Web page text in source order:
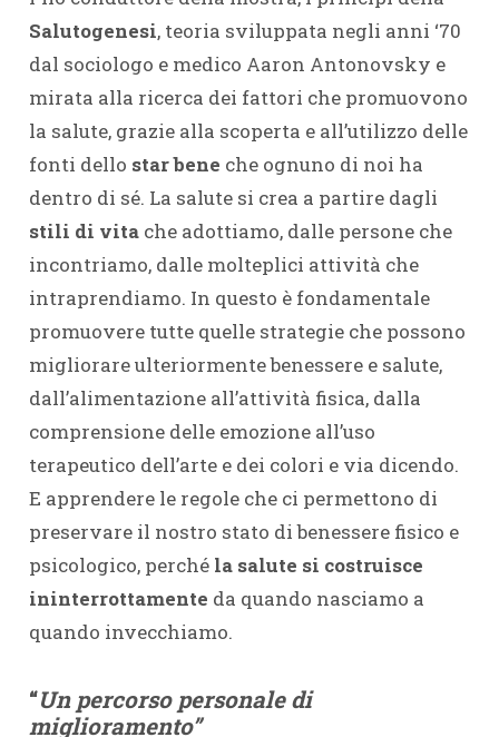
Salutogenesi, teoria sviluppata negli anni ‘70
dal sociologo e medico Aaron Antonovsky e
mirata alla ricerca dei fattori che promuovono
la salute, grazie alla scoperta e all’utilizzo delle
fonti dello star bene che ognuno di noi ha
dentro di sé. La salute si crea a partire dagli
stili di vita che adottiamo, dalle persone che
incontriamo, dalle molteplici attività che
intraprendiamo. In questo è fondamentale
promuovere tutte quelle strategie che possono
migliorare ulteriormente benessere e salute,
dall’alimentazione all’attività fisica, dalla
comprensione delle emozione all’uso
terapeutico dell’arte e dei colori e via dicendo.
E apprendere le regole che ci permettono di
preservare il nostro stato di benessere fisico e
psicologico, perché la salute si costruisce
ininterrottamente da quando nasciamo a
quando invecchiamo.
“Un percorso personale di
miglioramento”